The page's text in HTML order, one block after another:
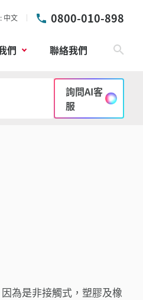
中文 0800-010-898
們 聯絡我們
詢問AI客
服
為是非接觸式，塑膠及橡